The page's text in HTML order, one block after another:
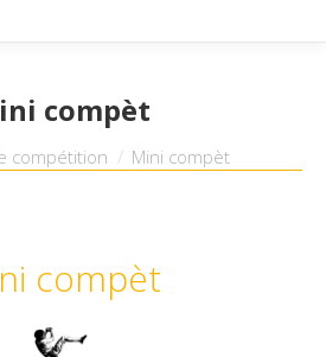
compèt
compétition Mini compèt
compèt